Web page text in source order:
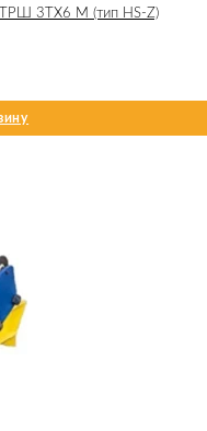
ТРШ 3ТХ6 М (тип HS-Z)